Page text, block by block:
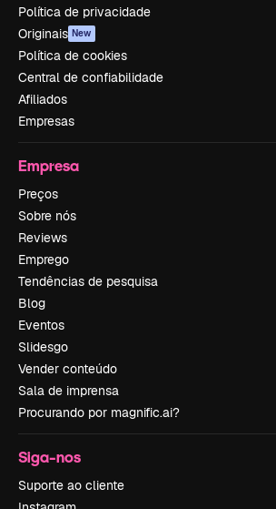
Política de privacidade
Originais New
Política de cookies
Central de confiabilidade
Afiliados
Empresas
Empresa
Preços
Sobre nós
Reviews
Emprego
Tendências de pesquisa
Blog
Eventos
Slidesgo
Vender conteúdo
Sala de imprensa
Procurando por magnific.ai?
Siga-nos
Suporte ao cliente